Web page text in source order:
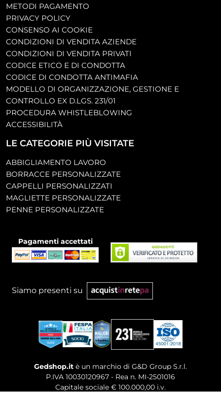
METODI PAGAMENTO
PRIVACY POLICY
CONSENSO AI COOKIE
CONDIZIONI DI VENDITA AZIENDE
CONDIZIONI DI VENDITA PRIVATI
CODICE ETICO E DI CONDOTTA
CODICE DI CONDOTTA ANTIMAFIA
MODELLO DI ORGANIZZAZIONE, GESTIONE E
CONTROLLO EX D.LGS. 231/01
PROCEDURA WHISTLEBLOWING
ACCESSIBILITÀ
LE CATEGORIE PIÙ VISITATE
ABBIGLIAMENTO LAVORO
BORRACCE PERSONALIZZATE
CAPPELLI PERSONALIZZATI
MAGLIETTE PERSONALIZZATE
PENNE PERSONALIZZATE
Pagamenti accettati
Siamo presenti su
Gedshop.it è un marchio di G&D Group S.r.l.
P.IVA 10030120967 - Rea n. MI-2501016
Capitale sociale € 100.000,00 i.v.